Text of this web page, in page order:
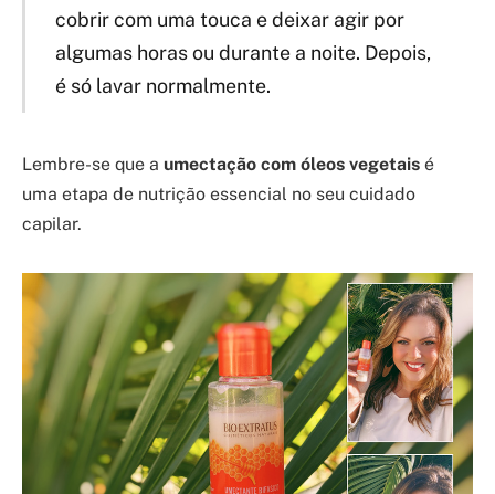
cobrir com uma touca e deixar agir por
algumas horas ou durante a noite. Depois,
é só lavar normalmente.
Lembre-se que a umectação com óleos vegetais é
uma etapa de nutrição essencial no seu cuidado
capilar.